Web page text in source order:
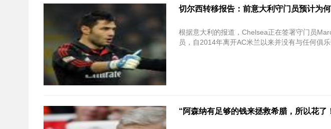
切尔西转移报告：前意大利守门员预计为
根据意大利的报道，Chelsea正在签署守门员
员，自2014年离开AC米兰以来并没有与任何俱
“阿森纳有足够的钱来拯救希腊，所以花了